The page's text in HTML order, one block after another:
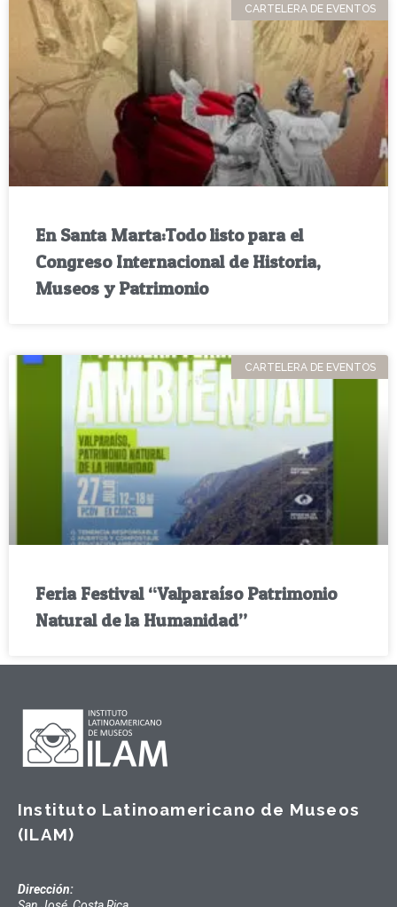
CARTELERA DE EVENTOS
En Santa Marta:Todo listo para el
Congreso Internacional de Historia,
Museos y Patrimonio
CARTELERA DE EVENTOS
Feria Festival “Valparaíso Patrimonio
Natural de la Humanidad”
Instituto Latinoamericano de Museos
(ILAM)
Dirección: